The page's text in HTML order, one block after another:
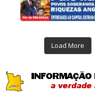
Load More